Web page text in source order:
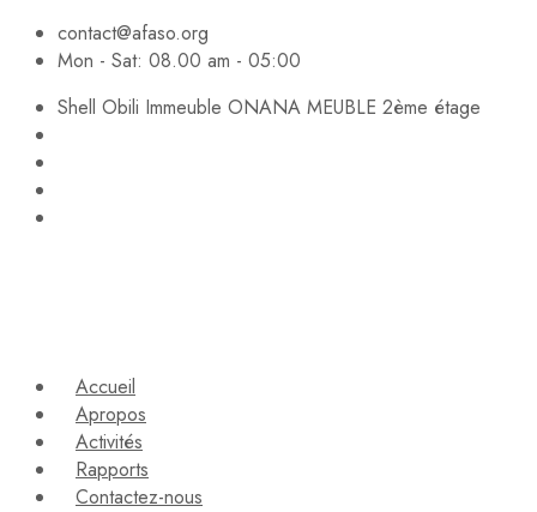
contact@afaso.org
Mon - Sat: 08.00 am - 05:00
Shell Obili Immeuble ONANA MEUBLE 2ème étage
Accueil
Apropos
Activités
Rapports
Contactez-nous